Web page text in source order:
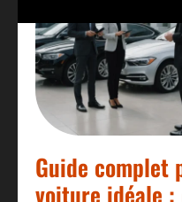
Guide complet
voiture idéale